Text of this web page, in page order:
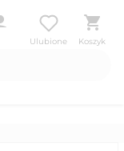
Ulubione Koszyk